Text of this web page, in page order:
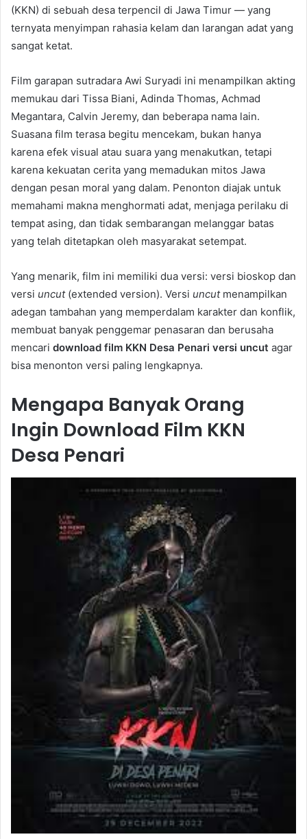
(KKN) di sebuah desa terpencil di Jawa Timur — yang
ternyata menyimpan rahasia kelam dan larangan adat yang
sangat ketat.
Film garapan sutradara Awi Suryadi ini menampilkan akting
memukau dari Tissa Biani, Adinda Thomas, Achmad
Megantara, Calvin Jeremy, dan beberapa nama lain.
Suasana film terasa begitu mencekam, bukan hanya
karena efek visual atau suara yang menakutkan, tetapi
karena kekuatan cerita yang memadukan mitos Jawa
dengan pesan moral yang dalam. Penonton diajak untuk
memahami makna menghormati adat, menjaga perilaku di
tempat asing, dan tidak sembarangan melanggar batas
yang telah ditetapkan oleh masyarakat setempat.
Yang menarik, film ini memiliki dua versi: versi bioskop dan
versi uncut(extended version). Versi uncutmenampilkan
adegan tambahan yang memperdalam karakter dan konflik,
membuat banyak penggemar penasaran dan berusaha
mencari download film KKN Desa Penari versi uncut agar
bisa menonton versi paling lengkapnya.
Mengapa Banyak Orang
Ingin Download Film KKN
Desa Penari